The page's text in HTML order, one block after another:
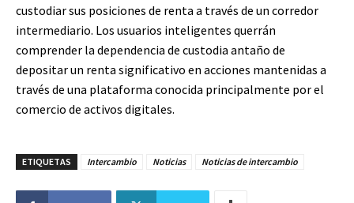
custodiar sus posiciones de renta a través de un corredor
intermediario. Los usuarios inteligentes querrán
comprender la dependencia de custodia antaño de
depositar un renta significativo en acciones mantenidas a
través de una plataforma conocida principalmente por el
comercio de activos digitales.
ETIQUETAS Intercambio Noticias Noticias de intercambio